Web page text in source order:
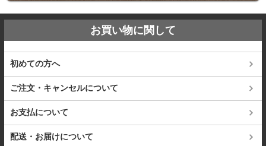
お買い物に関して
初めての方へ
ご注文・キャンセルについて
お支払について
配送・お届けについて